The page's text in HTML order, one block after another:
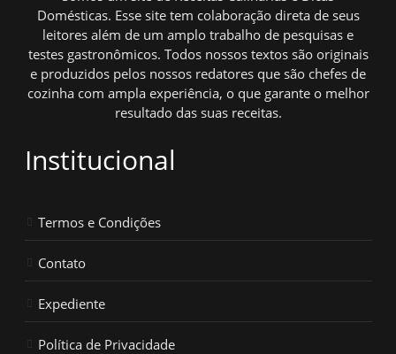
Domésticas. Esse site tem colaboração direta de seus
leitores além de um amplo trabalho de pesquisas e
testes gastronômicos. Todos nossos textos são originais
e produzidos pelos nossos redatores que são chefes de
cozinha com ampla experiência, o que garante o melhor
resultado das suas receitas.
Institucional
Termos e Condições
Contato
Expediente
Política de Privacidade